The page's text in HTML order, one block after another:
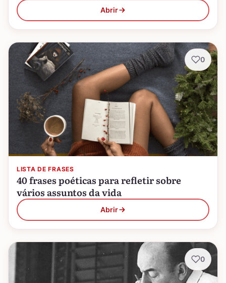
Abrir
LISTA DE FRASES
40 frases poéticas para refletir sobre
vários assuntos da vida
Abrir
0
0